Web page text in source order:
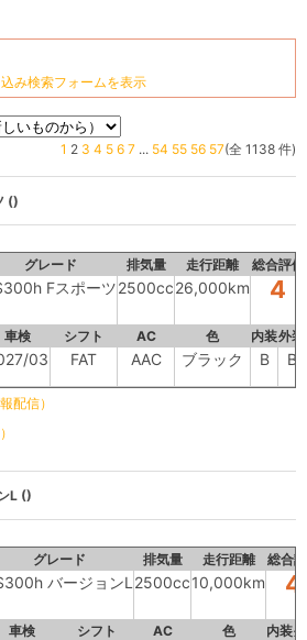
み検索フォームを表示
1 2 3 4 5 6 7 ... 54 55 56 57(全 1138 件)
()
グレード 排気量 走行距離 総合評価
Fスポーツ2500cc26,000km 4
車検 シフト AC 色 内装外装
03 FAT AAC ブラック B B
配信）
L ()
グレード 排気量 走行距離 総合
バージョンL 2500cc10,000km 4
車検 シフト AC 色 内装